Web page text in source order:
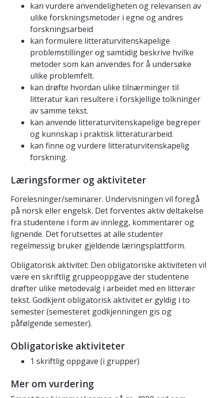
kan vurdere anvendeligheten og relevansen av
ulike forskningsmetoder i egne og andres
forskningsarbeid
kan formulere litteraturvitenskapelige
problemstillinger og samtidig beskrive hvilke
metoder som kan anvendes for å undersøke
ulike problemfelt.
kan drøfte hvordan ulike tilnærminger til
litteratur kan resultere i forskjellige tolkninger
av samme tekst.
kan anvende litteraturvitenskapelige begreper
og kunnskap i praktisk litteraturarbeid.
kan finne og vurdere litteraturvitenskapelig
forskning.
Læringsformer og aktiviteter
Forelesninger/seminarer. Undervisningen vil foregå
på norsk eller engelsk. Det forventes aktiv deltakelse
fra studentene i form av innlegg, kommentarer og
lignende. Det forutsettes at alle studenter
regelmessig bruker gjeldende læringsplattform.
Obligatorisk aktivitet: Den obligatoriske aktiviteten vil
være en skriftlig gruppeoppgave der studentene
drøfter ulike metodevalg i arbeidet med en litterær
tekst. Godkjent obligatorisk aktivitet er gyldig i to
semester (semesteret godkjenningen gis og
påfølgende semester).
Obligatoriske aktiviteter
1 skriftlig oppgave (i grupper)
Mer om vurdering